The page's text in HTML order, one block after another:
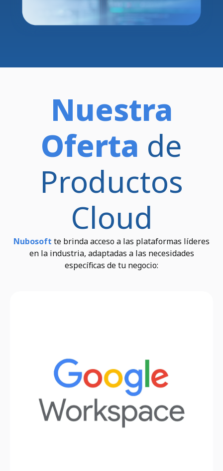
Nuestra
Oferta de
Productos
Cloud
Nubosoft te brinda acceso a las plataformas líderes
en la industria, adaptadas a las necesidades
específicas de tu negocio: